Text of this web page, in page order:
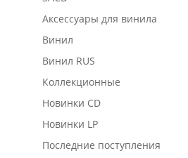
Аксессуары для винила
Винил
Винил RUS
Коллекционные
Новинки CD
Новинки LP
Последние поступления